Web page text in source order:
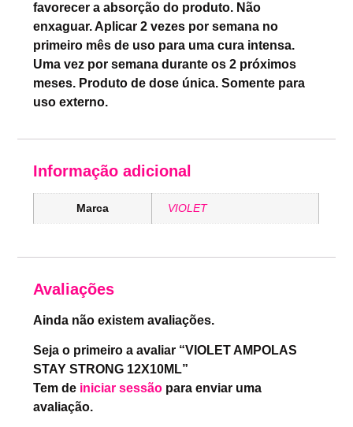
favorecer a absorção do produto. Não
enxaguar. Aplicar 2 vezes por semana no
primeiro mês de uso para uma cura intensa.
Uma vez por semana durante os 2 próximos
meses. Produto de dose única. Somente para
uso externo.
Informação adicional
Marca VIOLET
Avaliações
Ainda não existem avaliações.
Seja o primeiro a avaliar “VIOLET AMPOLAS
STAY STRONG 12X10ML”
Tem de iniciar sessão para enviar uma
avaliação.